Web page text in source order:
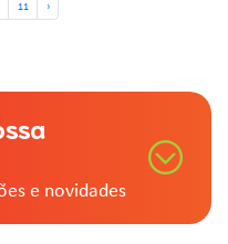
11 ›
e novidades